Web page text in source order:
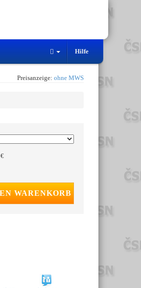
Hilfe
Preisanzeige: ohne MWS
WARENKORB